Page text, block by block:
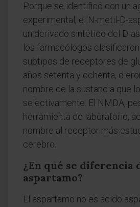
Porque se identificó con un
experimental, el N-metil-D-
un derivado sintético del D-
los farmacólogos
subtipos de receptores de
años setenta y ochenta,
nombre de la sustancia que
selectivamente. El NMDA,
herramienta de laboratorio,
nombre al receptor más
cerebro.
¿En qué se diferencia
aspartamo?
El aspartamo no es ácido